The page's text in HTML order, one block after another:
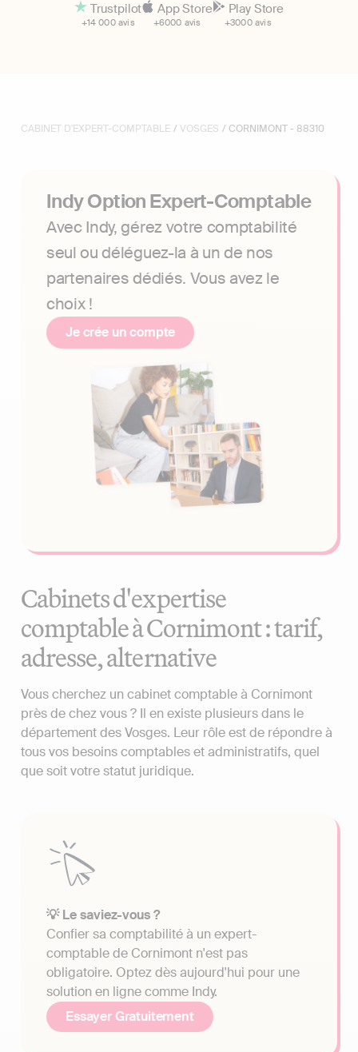
Trustpilot
+14 000 avis
App Store
+6000 avis
Play Store
+3000 avis
CABINET D'EXPERT-COMPTABLE / VOSGES / CORNIMONT - 88310
Indy Option Expert-Comptable
Avec Indy, gérez votre comptabilité
seul ou déléguez-la à un de nos
partenaires dédiés. Vous avez le
choix !
Je crée un compte
Cabinets d'expertise
comptable à Cornimont : tarif,
adresse, alternative
Vous cherchez un cabinet comptable à Cornimont
près de chez vous ? Il en existe plusieurs dans le
département des Vosges. Leur rôle est de répondre à
tous vos besoins comptables et administratifs, quel
que soit votre statut juridique.
💡 Le saviez-vous ?
Confier sa comptabilité à un expert-
comptable de Cornimont n'est pas
obligatoire. Optez dès aujourd'hui pour une
solution en ligne comme Indy.
Essayer Gratuitement